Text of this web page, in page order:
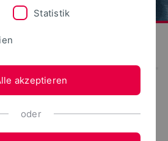
Automation
ERFINDEN.
Statistik
akzeptieren
oder